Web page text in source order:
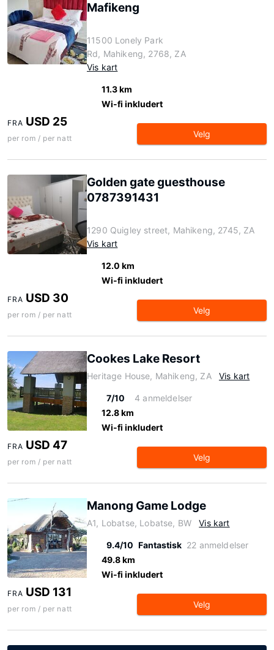
Mafikeng
11500 Lonely Park
Rd, Mahikeng, 2768, ZA
Vis kart
11.3 km
Wi-fi inkludert
FRA USD 25
per rom / per natt Velg
Golden gate guesthouse
0787391431
1290 Quigley street, Mahikeng, 2745, ZA
Vis kart
12.0 km
Wi-fi inkludert
FRA USD 30
per rom / per natt Velg
Cookes Lake Resort
Heritage House, Mahikeng, ZA Vis kart
7/10
4 anmeldelser
12.8 km
Wi-fi inkludert
FRA USD 47
per rom / per natt Velg
Manong Game Lodge
A1, Lobatse, Lobatse, BW Vis kart
9.4/10 Fantastisk 22 anmeldelser
49.8 km
Wi-fi inkludert
FRA USD 131
per rom / per natt Velg